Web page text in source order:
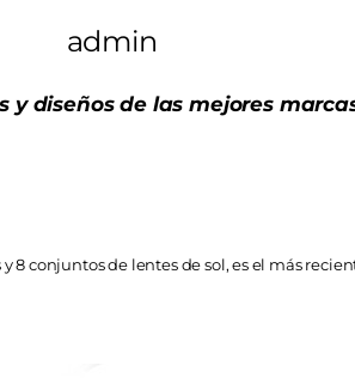
admin
diseños de las mejores
8 conjuntos de lentes de sol, es el más